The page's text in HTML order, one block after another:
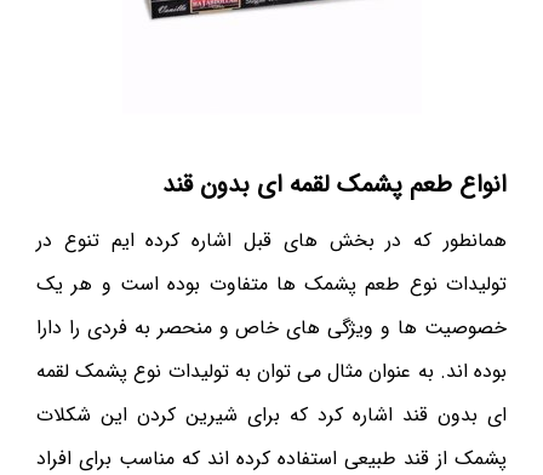
انواع طعم پشمک لقمه ای بدون قند
همانطور که در بخش های قبل اشاره کرده ایم تنوع در
تولیدات نوع طعم پشمک ها متفاوت بوده است و هر یک
خصوصیت ها و ویژگی های خاص و منحصر به فردی را دارا
بوده اند. به عنوان مثال می توان به تولیدات نوع پشمک لقمه
ای بدون قند اشاره کرد که برای شیرین کردن این شکلات
پشمک از قند طبیعی استفاده کرده اند که مناسب برای افراد